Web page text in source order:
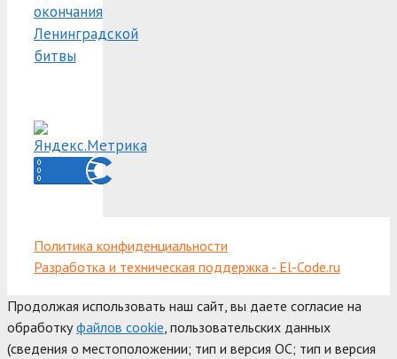
окончания
Ленинградской
битвы
Политика конфиденциальности
Разработка и техническая поддержка - El-Code.ru
Продолжая использовать наш сайт, вы даете согласие на
обработкуфайлов cookie , пользовательских данных
(сведения о местоположении; тип и версия ОС; тип и версия